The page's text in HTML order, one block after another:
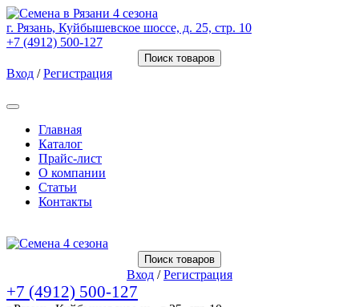
г. Рязань, Куйбышевское шоссе, д. 25, стр. 10
+7 (4912) 500-127
Поиск товаров
Вход /Регистрация
Главная
Каталог
Прайс-лист
О компании
Статьи
Контакты
Поиск товаров
Вход /Регистрация
+7 (4912) 500-127